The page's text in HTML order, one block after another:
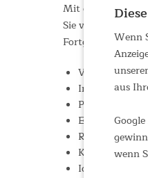
Mit der Skandika
Sie vereint zwölf
Fortgeschrittene.
Verstellbare
Innovatives
Robuste
Kompakte
Ideal für
Wenn
aus
wenn